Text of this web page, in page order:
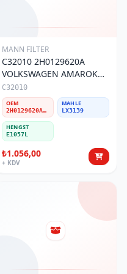
MANN FILTER
C32010 2H0129620A
VOLKSWAGEN AMAROK
C32010
OEM
2H0129620A/2H6129620A/2H0129620D
MAHLE
LX3139
HENGST
E1057L
₺1.056,00
+ KDV